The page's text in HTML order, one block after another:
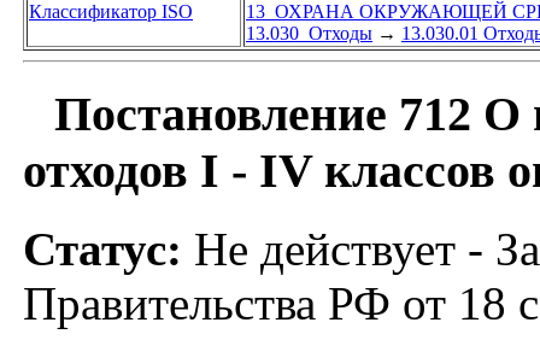
Классификатор ISO
13 ОХРАНА ОКРУЖАЮЩЕЙ
13.030 Отходы → 13.030.01
Постановление 712 О
отходов I - IV классов
Статус: Не действует -
Правительства РФ от 18